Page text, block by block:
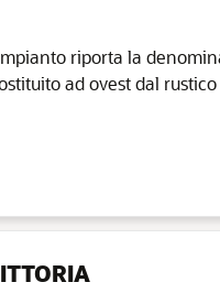
riporta la
ad ovest dal